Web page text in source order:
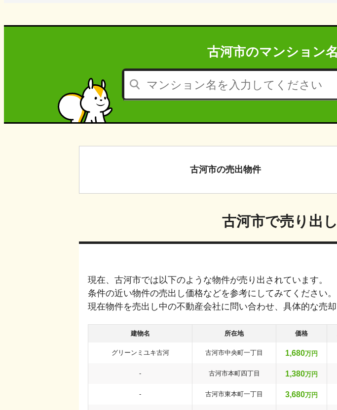
古河市のマンション
古河市の売出物件
古河市で売り出
現在、 古河市では以下のような物件が売り出されています。
条件の近い物件の売出し価格などを参考にしてみてください。
現在物件を売出し中の不動産会社に問い合わせ、具体的な売
建物名 所在地 価格
グリーンミユキ古河 古河市中央町一丁目 1,680万円
- 古河市本町四丁目 1,380万円
- 古河市東本町一丁目 3,680万円